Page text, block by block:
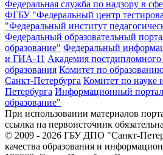
Федеральная служба по надзору в
ФГБУ "Федеральный центр
"Федеральный институт
Федеральный образовательный
образование" Федеральный
и ГИА-11 Академия постдипломного
образования Комитет по
Санкт-Петербурга Комитет по науке
Петербурга Информационный портал
образование"
При использовании материалов
ссылка на первоисточник
© 2009 - 2026 ГБУ ДПО "Санкт-
качества образования и